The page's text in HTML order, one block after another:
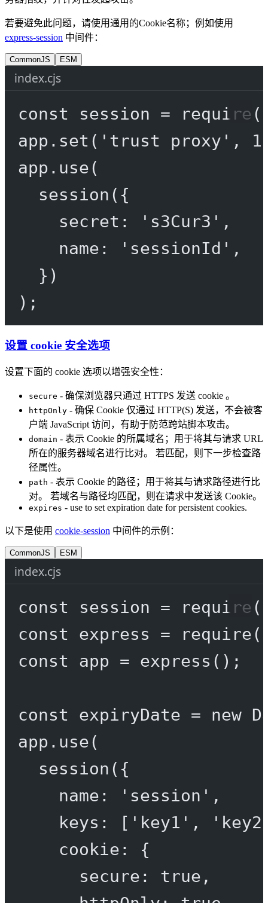
若要避免此问题，请使用通用的Cookie名称；例如使用
express-session 中间件：
CommonJS ESM
index.cjs
const session = require (
app. set ( 'trust proxy' , 1
app. use(
session ({
secret:
's3Cur3' ,
name:
'sessionId' ,
})
);
设置 cookie 安全选项
设置下面的 cookie 选项以增强安全性：
secure - 确保浏览器只通过 HTTPS 发送 cookie 。
httpOnly - 确保 Cookie 仅通过 HTTP(S) 发送，不会被客
户端 JavaScript 访问，有助于防范跨站脚本攻击。
domain - 表示 Cookie 的所属域名；用于将其与请求 URL
所在的服务器域名进行比对。 若匹配，则下一步检查路
径属性。
path - 表示 Cookie 的路径；用于将其与请求路径进行比
对。 若域名与路径均匹配，则在请求中发送该 Cookie。
expires - use to set expiration date for persistent cookies.
以下是使用 cookie-session 中间件的示例：
CommonJS ESM
index.cjs
const session = require (
const
express = require(
const
app = express ();
const expiryDate = new
app. use(
session ({
name:
'session' ,
keys: [ 'key1' ,
cookie: {
secure: true ,